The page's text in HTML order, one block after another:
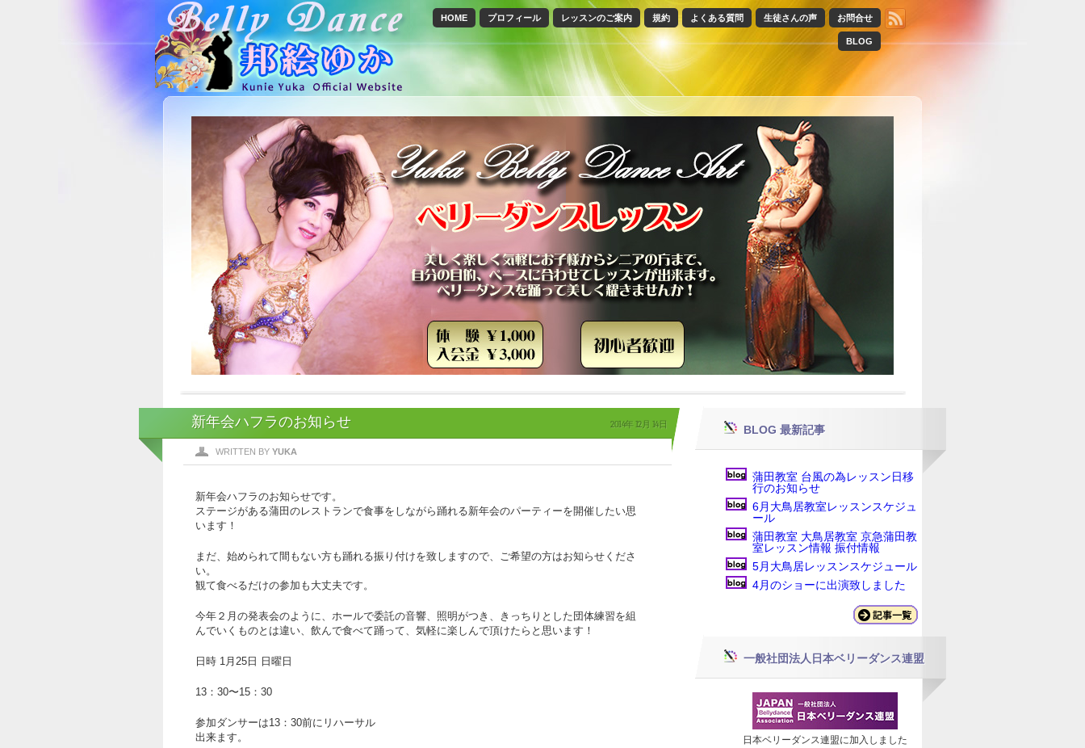
お問合せ
生徒さんの声
よくある質問
規約
レッスンのご案内
プロフィール
HOME
BLOG
新年会ハフラのお知らせ 2014年 12月 14日
WRITTEN BY YUKA
新年会ハフラのお知らせです。
ステージがある蒲田のレストランで食事をしながら踊れる新年会のパーティーを開催したい思
います！
まだ、始められて間もない方も踊れる振り付けを致しますので、ご希望の方はお知らせくださ
い。
観て食べるだけの参加も大丈夫です。
今年２月の発表会のように、ホールで委託の音響、照明がつき、きっちりとした団体練習を組
んでいくものとは違い、飲んで食べて踊って、気軽に楽しんで頂けたらと思います！
日時 1月25日 日曜日
13：30〜15：30
参加ダンサーは13：30前にリハーサル
出来ます。
BLOG 最新記事
蒲田教室 台風の為レッスン日移
行のお知らせ
6月大鳥居教室レッスンスケジュ
ール
蒲田教室 大鳥居教室 京急蒲田教
室レッスン情報 振付情報
5月大鳥居レッスンスケジュール
4月のショーに出演致しました
一般社団法人日本ベリーダンス連盟
日本ベリーダンス連盟に加入しました